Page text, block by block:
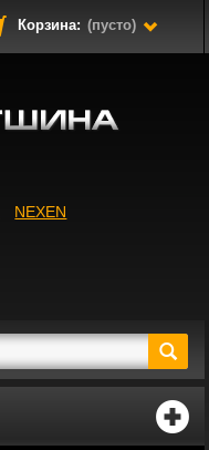
Корзина: (пусто)
NEXEN